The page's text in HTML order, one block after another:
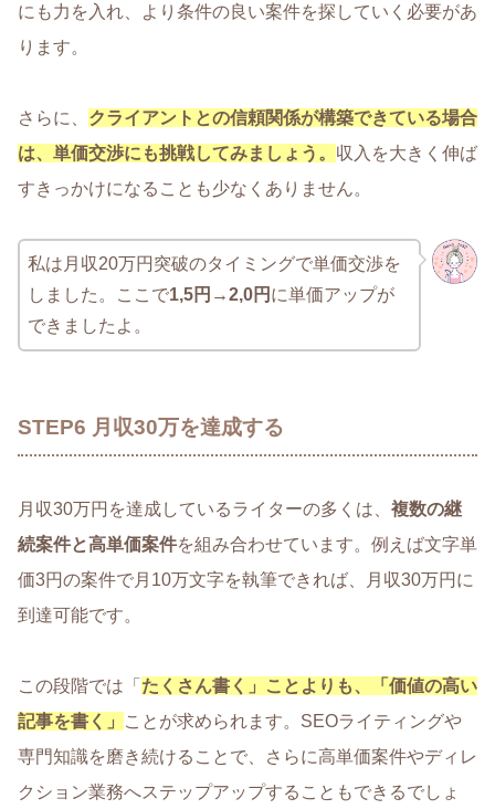
にも力を入れ、より条件の良い案件を探していく必要があ
ります。
さらに、 クライアントとの信頼関係が構築できている場合
は、単価交渉にも挑戦してみましょう。 収入を大きく伸ば
すきっかけになることも少なくありません。
私は月収20万円突破のタイミングで単価交渉を
しました。ここで1,5円→2,0円 に単価アップが
できましたよ。
STEP6 月収30万を達成する
月収30万円を達成しているライターの多くは、 複数の継
続案件と高単価案件を組み合わせています。例えば文字単
価3円の案件で月10万文字を執筆できれば、月収30万円に
到達可能です。
この段階では「 たくさん書く」ことよりも、「価値の高い
記事を書く」
ことが求められます。SEOライティングや
専門知識を磨き続けることで、さらに高単価案件やディレ
クション業務へステップアップすることもできるでしょ